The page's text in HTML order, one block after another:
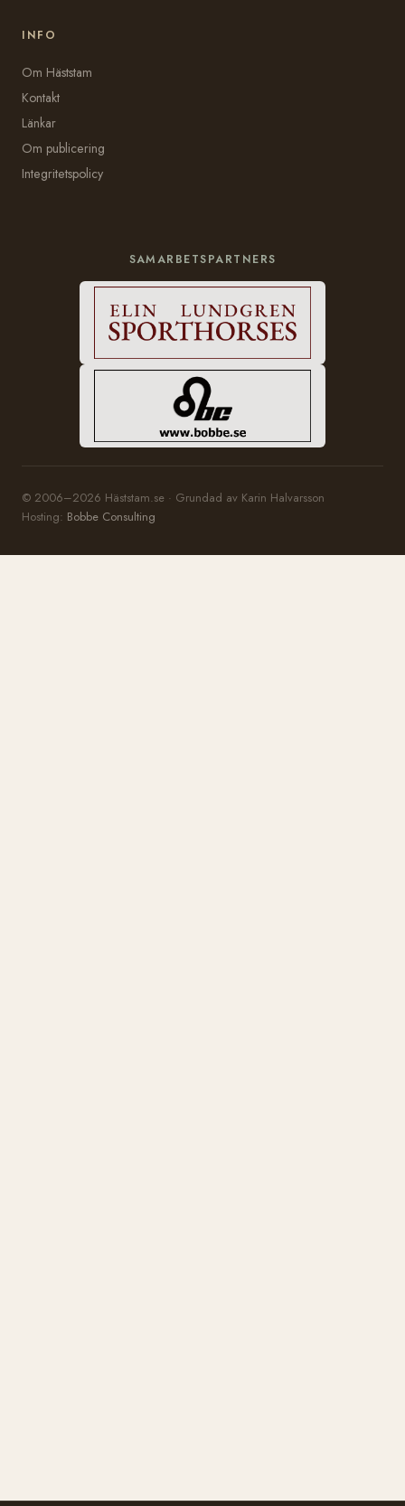
INFO
Om Häststam
Kontakt
Länkar
Om publicering
Integritetspolicy
SAMARBETSPARTNERS
© 2006–2026 Häststam.se · Grundad av Karin Halvarsson
Hosting: Bobbe Consulting